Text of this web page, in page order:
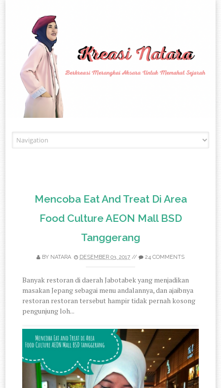
Mencoba Eat And Treat Di Area
Food Culture AEON Mall BSD
Tanggerang
BY NATARA DESEMBER 03, 2017 // 24 COMMENTS
Banyak restoran di daerah Jabotabek yang menjadikan
masakan Jepang sebagai menu andalannya, dan ajaibnya
restoran restoran tersebut hampir tidak pernah kosong
pengunjung loh...